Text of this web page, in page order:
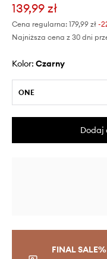
139,99 zł
Cena regularna: 179,99 zł -
Najniższa cena z 30 dni
Kolor: czarny
ONE
Dodaj
FINAL SALE%